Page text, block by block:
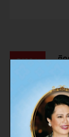
ติด
CMG มอบข้อเส